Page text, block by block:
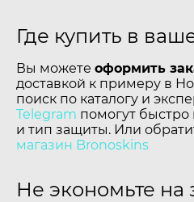
Где купить в
Вы можете оформить
доставкой к примеру в
поиск по каталогу и
Telegram помогут
и тип защиты. Или
магазин Bronoskins
Не экономьте на